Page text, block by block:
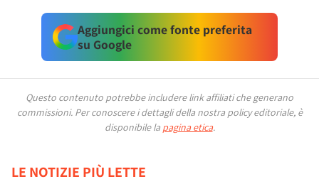
Aggiungici come fonte preferita
su Google
Questo contenuto potrebbe includere link affiliati che generano
commissioni. Per conoscere i dettagli della nostra policy editoriale, è
disponibile la pagina etica.
LE NOTIZIE PIÙ LETTE